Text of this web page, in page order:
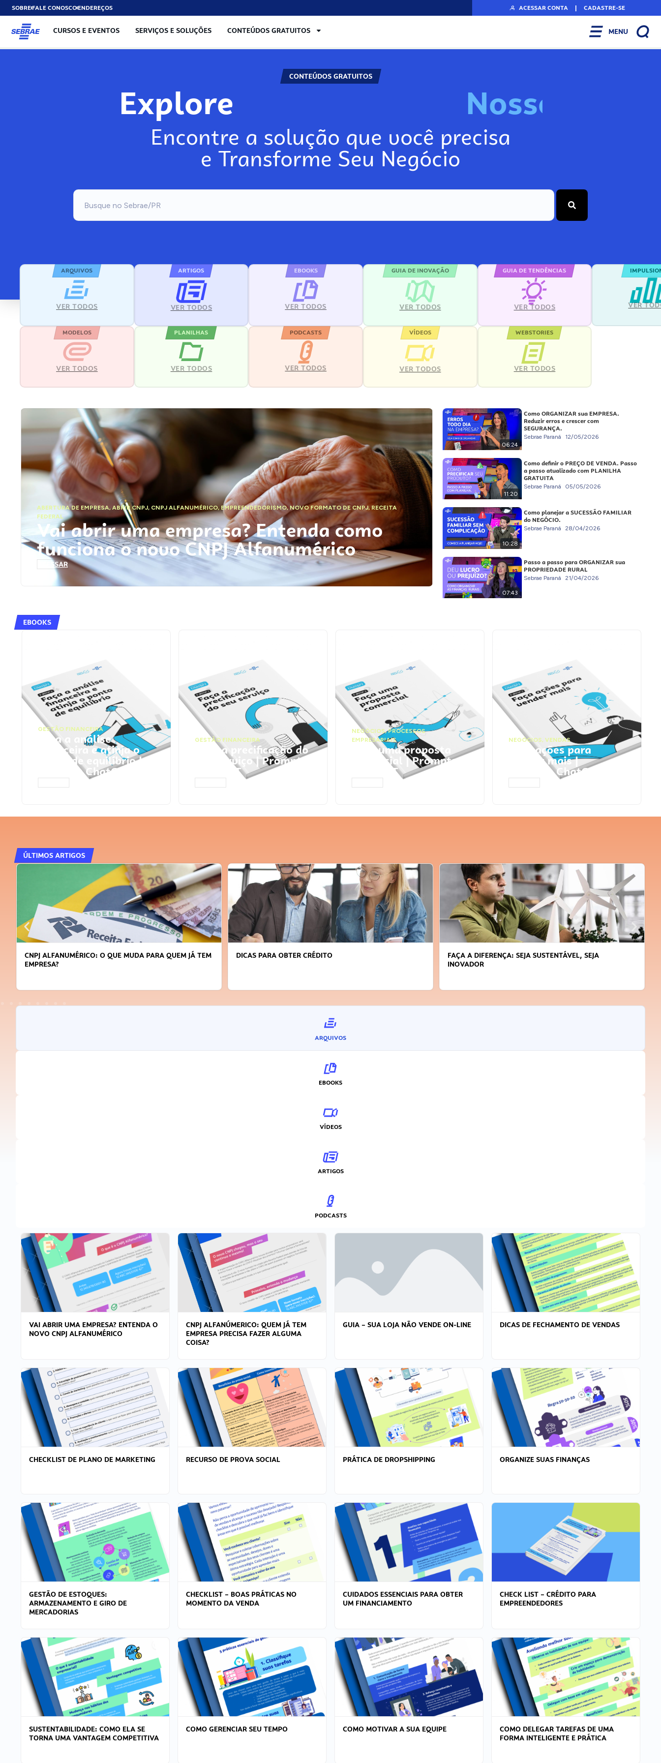
SOBREFALE CONOSCOENDEREÇOS ACESSAR CONTA | CADASTRE-SE
CURSOS E EVENTOS SERVIÇOS E SOLUÇÕES CONTEÚDOS GRATUITOS MENU
CONTEÚDOS GRATUITOS
Explore Nos
Encontre a solução que você precisa
e Transforme Seu Negócio
ARQUIVOS
VER TODOS
ARTIGOS
VER TODOS
EBOOKS
VER TODOS
GUIA DE INOVAÇÃO
VER TODOS
GUIA DE TENDÊNCIAS
VER TODOS VER
MODELOS
VER TODOS
PLANILHAS
VER TODOS
PODCASTS
VER TODOS
VÍDEOS
VER TODOS
WEBSTORIES
VER TODOS
ABERTURA DE EMPRESA,ABRIR CNPJ, CNPJ ALFANUMÉRICO, EMPREENDEDORISMO,NOVO FORMATO DE CNPJ,RECEITA
FEDERAL
Vai abrir uma empresa? Entenda como
funciona o novo CNPJ Alfanumérico
ACESSAR
06:24
Como ORGANIZAR sua EMPRESA.
Reduzir erros e crescer com
SEGURANÇA.
Sebrae Paraná 12/05/2026
11:20
Como definir o PREÇO DE VENDA. Passo
a passo atualizado com PLANILHA
GRATUITA
Sebrae Paraná 05/05/2026
10:28
Como planejar a SUCESSÃO FAMILIAR
do NEGÓCIO.
Sebrae Paraná 28/04/2026
07:43
Passo a passo para ORGANIZAR sua
PROPRIEDADE RURAL
Sebrae Paraná 21/04/2026
EBOOKS
GESTÃO FINANCEIRA
Faça a análise
financeira e atinja o
ponto de equilíbrio |
Prompts ChatGPT
GESTÃO FINANCEIRA
Faça a precificação do
seu serviço | Prompts
ChatGPT
NEGÓCIOS,PROCESSOS
EMPRESARIAIS
Faça uma proposta
comercial | Prompts
ChatGPT
NEGÓCIOS, VENDAS
Faça ações para
vender mais |
Prompts ChatGPT
ÚLTIMOS ARTIGOS
CNPJ ALFANUMÉRICO: O QUE MUDA PARA QUEM JÁ TEM
EMPRESA?
DICAS PARA OBTER CRÉDITO
FAÇA A DIFERENÇA: SEJA SUSTENTÁVEL, SEJA
INOVADOR
ARQUIVOS
EBOOKS
VÍDEOS
ARTIGOS
PODCASTS
VAI ABRIR UMA EMPRESA? ENTENDA O
NOVO CNPJ ALFANUMÉRICO
CNPJ ALFANÚMERICO: QUEM JÁ TEM
EMPRESA PRECISA FAZER ALGUMA
COISA?
GUIA – SUA LOJA NÃO VENDE ON-LINE DICAS DE FECHAMENTO DE VENDAS
CHECKLIST DE PLANO DE MARKETING RECURSO DE PROVA SOCIAL PRÁTICA DE DROPSHIPPING ORGANIZE SUAS FINANÇAS
GESTÃO DE ESTOQUES:
ARMAZENAMENTO E GIRO DE
MERCADORIAS
CHECKLIST – BOAS PRÁTICAS NO
MOMENTO DA VENDA
CUIDADOS ESSENCIAIS PARA OBTER
UM FINANCIAMENTO
CHECK LIST – CRÉDITO PARA
EMPREENDEDORES
SUSTENTABILIDADE: COMO ELA SE
TORNA UMA VANTAGEM COMPETITIVA
COMO GERENCIAR SEU TEMPO COMO MOTIVAR A SUA EQUIPE
COMO DELEGAR TAREFAS DE UMA
FORMA INTELIGENTE E PRÁTICA